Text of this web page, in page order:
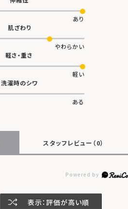
あり
肌ざわり
やわらかい
軽さ・重さ
軽い
洗濯時のシワ
ある
スタッフレビュー （0）
表示：評価が高い順